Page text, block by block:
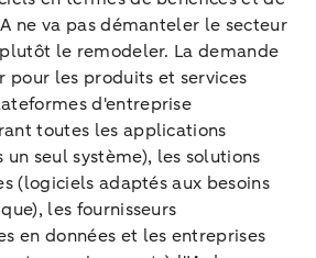
ne va pas démanteler le secteur
le remodeler. La demande
pour les produits et services
d'entreprise
toutes les applications
seul système), les solutions
(logiciels adaptés aux besoins
les fournisseurs
en données et les entreprises